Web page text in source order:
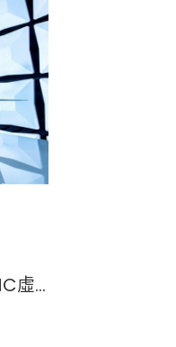
Rohde & Schwarz即將舉辦2022 DEMC虛擬大會